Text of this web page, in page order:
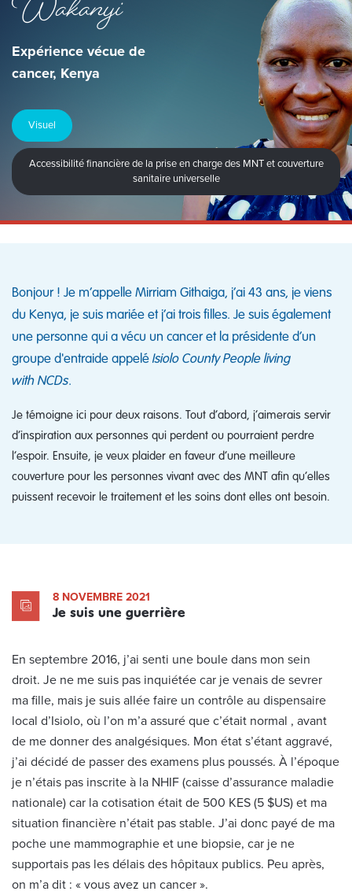
Expérience vécue de
cancer, Kenya
Visuel
Accessibilité financière de la prise en charge des MNT et couverture
sanitaire universelle
Bonjour ! Je m’appelle Mirriam Githaiga, j’ai 43 ans, je viens
du Kenya, je suis mariée et j’ai trois filles. Je suis également
une personne qui a vécu un cancer et la présidente d’un
groupe d'entraide appeléIsiolo County People living
with NCDs.
Je témoigne ici pour deux raisons. Tout d’abord, j’aimerais servir
d’inspiration aux personnes qui perdent ou pourraient perdre
l’espoir. Ensuite, je veux plaider en faveur d’une meilleure
couverture pour les personnes vivant avec des MNT afin qu’elles
puissent recevoir le traitement et les soins dont elles ont besoin.
8 NOVEMBRE 2021
Je suis une guerrière
En septembre 2016, j’ai senti une boule dans mon sein
droit. Je ne me suis pas inquiétée car je venais de sevrer
ma fille, mais je suis allée faire un contrôle au dispensaire
local d’Isiolo, où l’on m’a assuré que c’était normal , avant
de me donner des analgésiques. Mon état s’étant aggravé,
j’ai décidé de passer des examens plus poussés. À l’époque
je n’étais pas inscrite à la NHIF (caisse d’assurance maladie
nationale) car la cotisation était de 500 KES (5 $US) et ma
situation financière n’était pas stable. J’ai donc payé de ma
poche une mammographie et une biopsie, car je ne
supportais pas les délais des hôpitaux publics. Peu après,
on m’a dit : « vous avez un cancer ».